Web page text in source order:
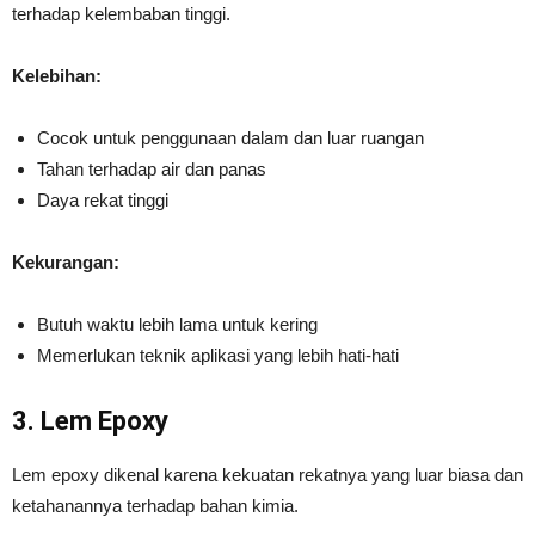
terhadap kelembaban tinggi.
Kelebihan:
Cocok untuk penggunaan dalam dan luar ruangan
Tahan terhadap air dan panas
Daya rekat tinggi
Kekurangan:
Butuh waktu lebih lama untuk kering
Memerlukan teknik aplikasi yang lebih hati-hati
3. Lem Epoxy
Lem epoxy dikenal karena kekuatan rekatnya yang luar biasa dan
ketahanannya terhadap bahan kimia.